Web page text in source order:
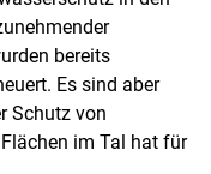
bereits
Es sind aber
Schutz von
im Tal hat für